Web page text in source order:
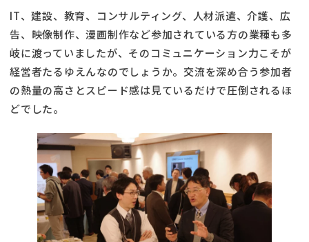
IT、建設、教育、コンサルティング、人材派遣、介護、広
告、映像制作、漫画制作など参加されている方の業種も多
岐に渡っていましたが、そのコミュニケーション力こそが
経営者たるゆえんなのでしょうか。交流を深め合う参加者
の熱量の高さとスピード感は見ているだけで圧倒されるほ
どでした。